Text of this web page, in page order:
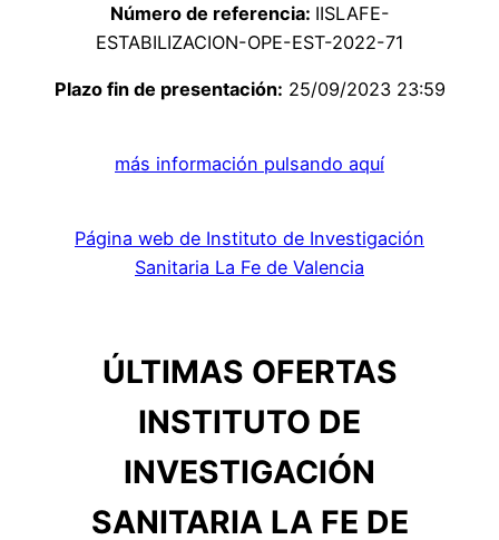
Número de referencia: IISLAFE-
ESTABILIZACION-OPE-EST-2022-71
Plazo fin de presentación: 25/09/2023 23:59
más información pulsando aquí
Página web de Instituto de Investigación
Sanitaria La Fe de Valencia
ÚLTIMAS OFERTAS
INSTITUTO DE
INVESTIGACIÓN
SANITARIA LA FE DE